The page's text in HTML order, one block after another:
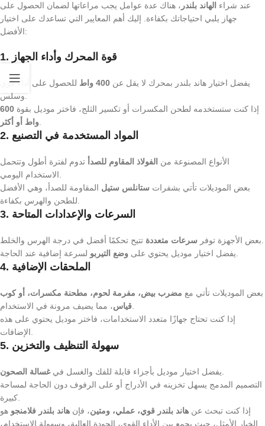
عند شراء الهاند بلندر ، هناك عدة عوامل يجب مراعاتها لضمان الحصول على
جهاز يلبي احتياجاتك بكفاءة. إليك أهم المعايير التي تساعدك على اختيار
الأفضل:
1. قوة المحرك وأداء الجهاز
يفضل اختيار هاند بلندر بمحرك لا يقل عن 400 واط
للحصول على أداء قوي
وسلس.
إذا كنت ستستخدمه لطحن المكسرات أو تكسير الثلج، فاختر موديل بقوة 600
واط أو أكثر.
2. المواد المستخدمة في التصنيع
الأنواع المصنوعة من الفولاذ المقاوم للصدأ تدوم لفترة أطول وتتحمل
الاستخدام اليومي.
بعض الموديلات تأتي بشفرات ستانلس ستيل المقاومة للصدأ، وهي الأفضل
للطحن والهرس بكفاءة.
3. السرعات والإعدادات المتاحة
بعض الأجهزة توفر سرعات متعددة
تتيح تحكمًا أفضل في درجة الهرس والخلط.
يفضل اختيار موديل يحتوي على وضع التيربو لسرعة إضافية عند الحاجة.
4. الملحقات الإضافية
بعض الموديلات تأتي مع مضرب بيض، مفرمة لحوم، مطحنة مكسرات، أو كوب
قياس، مما يضيف مرونة في الاستخدام.
إذا كنت تحتاج جهازًا متعدد الاستخدامات، فاختر موديل يحتوي على هذه
الإضافات.
5. سهولة التنظيف والتخزين
يفضل اختيار موديل بأجزاء قابلة للفك والغسل فيغسالة الصحون
.
التصميم المدمج يسهل تخزينه في الأدراج أو على الرفوف دون الحاجة لمساحة
كبيرة.
إذا كنت تبحث عن هاند بلندر قوي، عملي، ومتين، فإن هاند بلندر فلامنجو هو
الخيار الأمثل، حيث يجمع بين الأداء القوي، الجودة العالية، وسهولة الاستخدام،